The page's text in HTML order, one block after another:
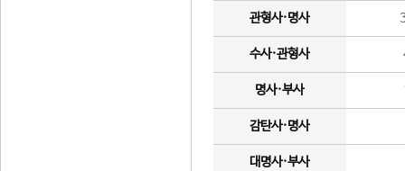
관형사·명사
수사·관형사
명사·부사
감탄사·명사
대명사·부사